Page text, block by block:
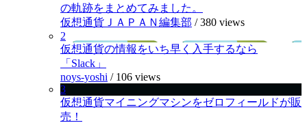
の軌跡をまとめてみました。
仮想通貨ＪＡＰＡＮ編集部 /380 views
2
仮想通貨の情報をいち早く入手するなら
「Slack」
noys-yoshi / 106 views
3
仮想通貨マイニングマシンをゼロフィールドが販
売！